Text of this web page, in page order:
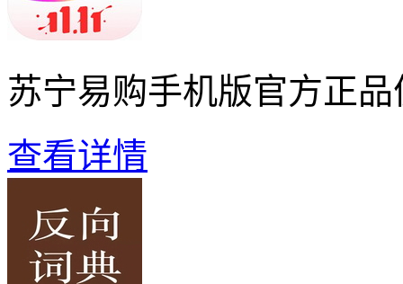
苏宁易购手机版官方正
查看详情